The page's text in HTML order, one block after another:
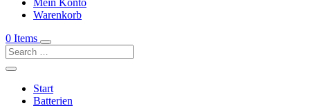
Warenkorb
0 Items
Start
Batterien